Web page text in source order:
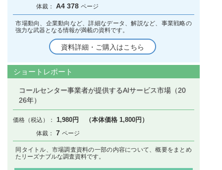
A4 378
市場動向、企業動向など、詳細なデータ、解説など、事業戦略の
強力な武器となる情報が満載の資料です。
資料詳細・ご購入はこちら
ショートレポート
コールセンター事業者が提供するAIサービス市場（20
26年）
1,980円 （本体価格 1,800円）
7
同タイトル、市場調査資料の一部の内容について、概要をまとめ
たリーズナブルな調査資料です。